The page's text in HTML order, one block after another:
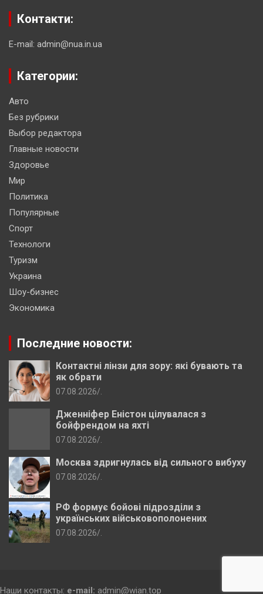
Контакти:
E-mail: admin@nua.in.ua
Категории:
Авто
Без рубрики
Выбор редактора
Главные новости
Здоровье
Мир
Политика
Популярные
Спорт
Технологи
Туризм
Украина
Шоу-бизнес
Экономика
Последние новости:
Контактні лінзи для зору: які бувають та
як обрати
07.08.2026
Дженніфер Еністон цілувалася з
бойфрендом на яхті
07.08.2026
Москва здригнулась від сильного вибуху
07.08.2026
РФ формує бойові підрозділи з
українських військовополонених
07.08.2026
Наши контакты: e-mail: admin@wian.top